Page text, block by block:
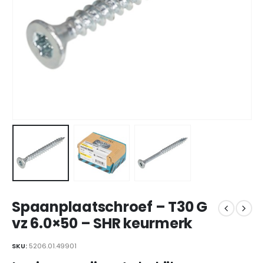
Spaanplaatschroef – T30 G
vz 6.0×50 – SHR keurmerk
SKU: 5206.01.49901